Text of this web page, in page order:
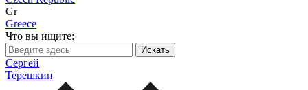
Gr
Greece
Что вы ищите:
Сергей
Терешкин